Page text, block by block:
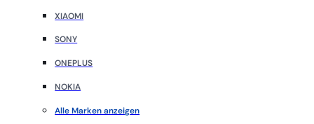
XIAOMI
SONY
ONEPLUS
NOKIA
Alle Marken anzeigen